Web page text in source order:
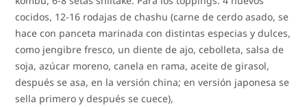
cocidos, 12-16 rodajas de chashu (carne de cerdo asado, se
hace con panceta marinada con distintas especias y dulces,
como jengibre fresco, un diente de ajo, cebolleta, salsa de
soja, azúcar moreno, canela en rama, aceite de girasol,
después se asa, en la versión china; en versión japonesa se
sella primero y después se cuece),